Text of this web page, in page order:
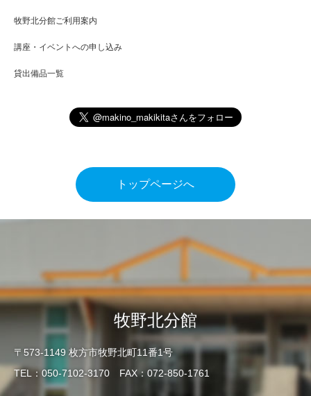
牧野北分館ご利用案内
講座・イベントへの申し込み
貸出備品一覧
トップページへ
牧野北分館
〒573-1149 枚方市牧野北町11番1号
TEL：050-7102-3170 FAX：072-850-1761